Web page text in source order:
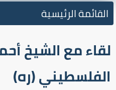
القائمة الرئيسية
لقاء مع الشيخ
الفلسطيني (ره)